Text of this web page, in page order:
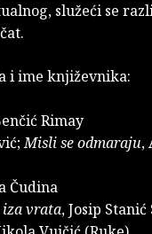
služeći se
i ime književnika:
Rimay
Misli se odmaraju,
Čudina
iza vrata, Josip